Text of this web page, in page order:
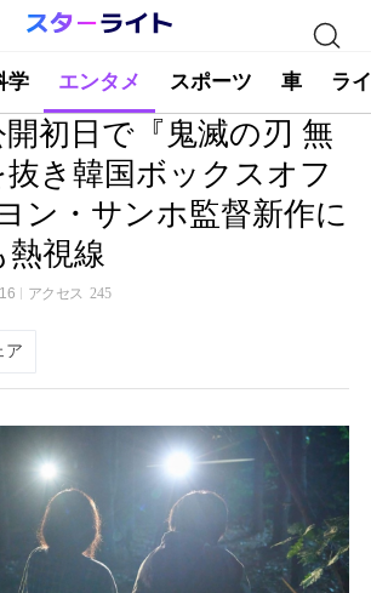
学 エンタメ スポーツ 車 ラ
開初日で『鬼滅の刃 無
抜き韓国ボックスオフ
ン・サンホ監督新作に
視線
アクセス 245
ア